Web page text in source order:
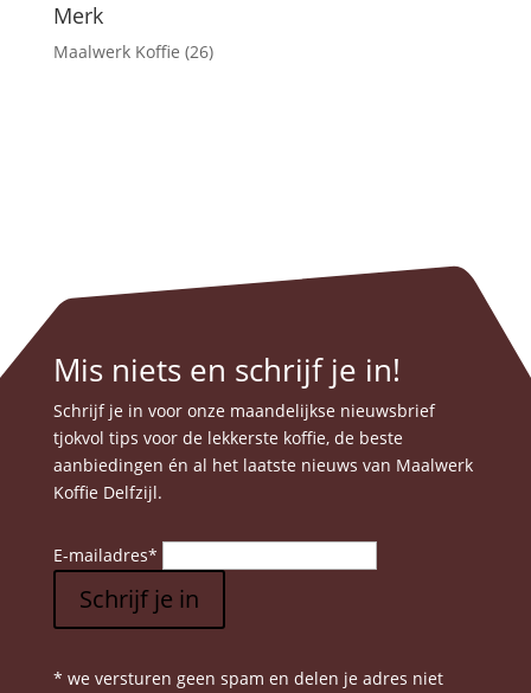
Merk
Maalwerk Koffie (26)
Mis niets en schrijf je in!
Schrijf je in voor onze maandelijkse nieuwsbrief
tjokvol tips voor de lekkerste koffie, de beste
aanbiedingen én al het laatste nieuws van Maalwerk
Koffie Delfzijl.
E-mailadres*
Schrijf je in
* we versturen geen spam en delen je adres niet